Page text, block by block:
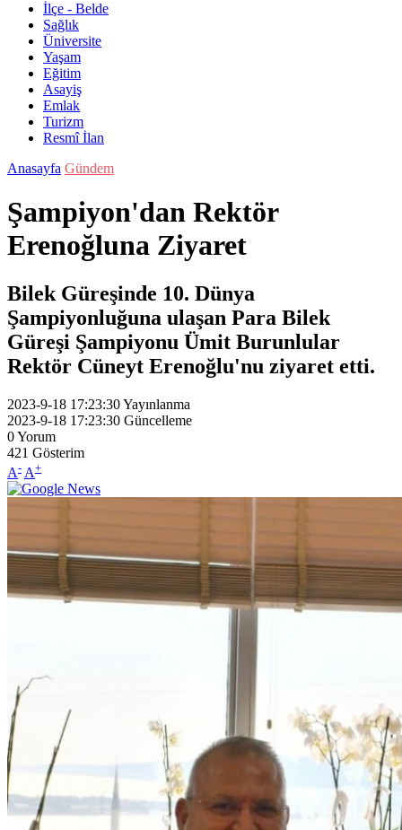
İlçe - Belde
Sağlık
Üniversite
Yaşam
Eğitim
Asayiş
Emlak
Turizm
Resmî İlan
Anasayfa Gündem
Şampiyon'dan Rektör
Erenoğluna Ziyaret
Bilek Güreşinde 10. Dünya
Şampiyonluğuna ulaşan Para Bilek
Güreşi Şampiyonu Ümit Burunlular
Rektör Cüneyt Erenoğlu'nu ziyaret etti.
2023-9-18 17:23:30Yayınlanma
2023-9-18 17:23:30 Güncelleme
0Yorum
421 Gösterim
A- A+